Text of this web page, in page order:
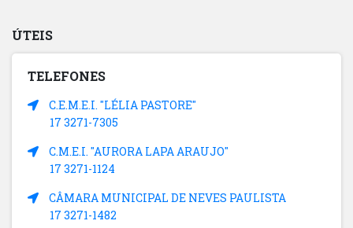
ÚTEIS
TELEFONES
C.E.M.E.I. "LÉLIA PASTORE"
17 3271-7305
C.M.E.I. "AURORA LAPA ARAUJO"
17 3271-1124
CÂMARA MUNICIPAL DE NEVES PAULISTA
17 3271-1482